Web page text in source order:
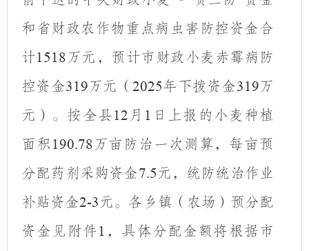
和省财政农作物重点病虫害防控资金合
计1518 万元，预计市财政小麦赤霉病防
控资金319万元（2025年下拨资金319万
元） 。按全县12 月 1 日上报的 小麦种植
面积 190.78 万亩防治一次测算，每亩预
分配药剂采购资金7.5元 ，统防统治作业
补贴资金2-3元。 各乡镇 （ 农场） 预分配
资金见 附件1 ， 具体分配金额将根据市